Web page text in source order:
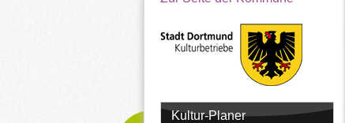
Kultur-Planer